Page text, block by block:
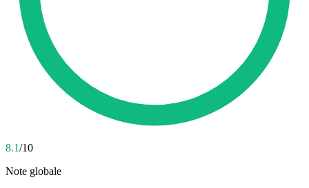
8.1/10
Note globale